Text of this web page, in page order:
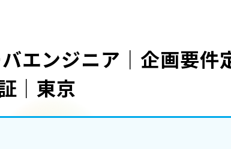
エンジニア｜企画要件
｜東京